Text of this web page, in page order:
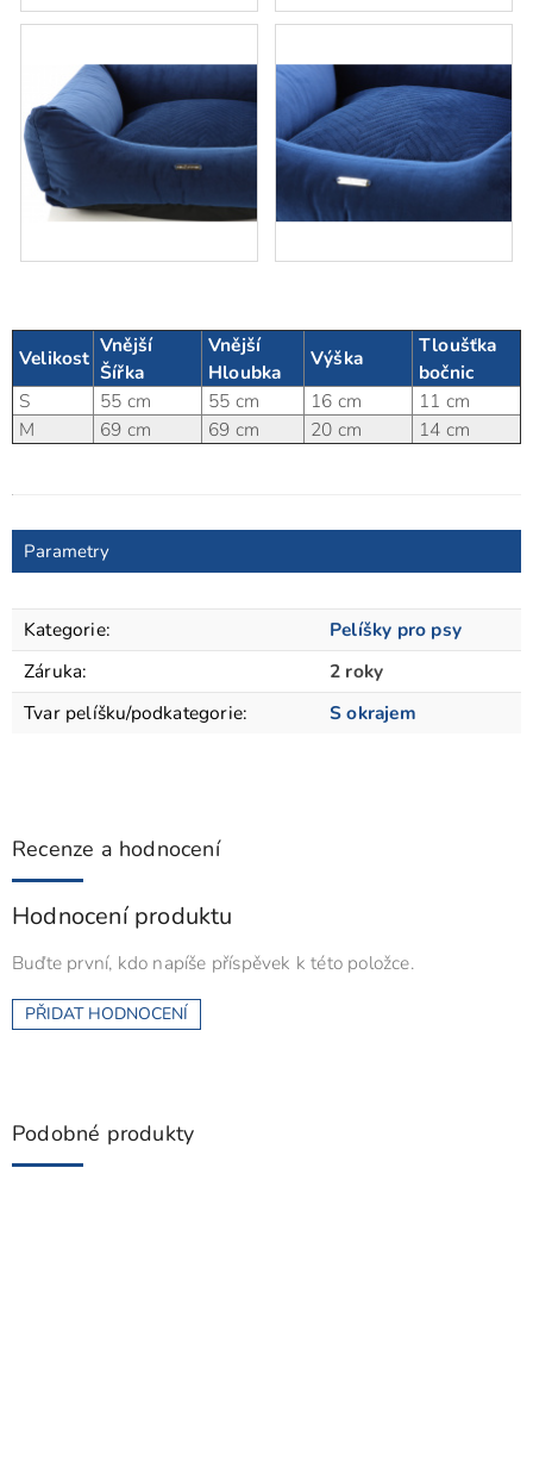
Velikost
Vnější
Šířka
Vnější
Hloubka
Výška
Tloušťka
bočnic
S
55 cm 55 cm 16 cm
11 cm
M
69 cm 69 cm 20 cm 14 cm
Parametry
Kategorie:
Pelíšky pro psy
Záruka:
2 roky
Tvar pelíšku/podkategorie: S okrajem
Recenze a hodnocení
Hodnocení produktu
Buďte první, kdo napíše příspěvek k této položce.
PŘIDAT HODNOCENÍ
Podobné produkty